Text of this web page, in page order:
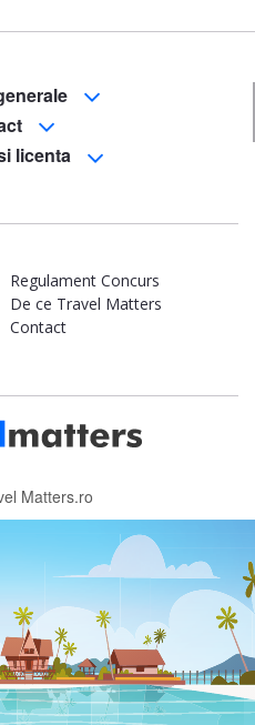
licenta
Regulament Concurs
De ce Travel Matters
Contact
Matters.ro